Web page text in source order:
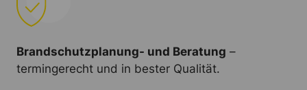
Brandschutzplanung- und Beratung –
termingerecht und in bester Qualität.